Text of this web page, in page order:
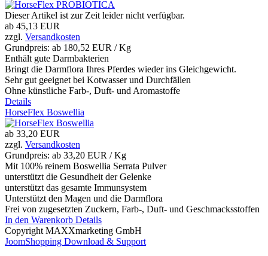
Dieser Artikel ist zur Zeit leider nicht verfügbar.
ab 45,13 EUR
zzgl. Versandkosten
Grundpreis: ab 180,52 EUR / Kg
Enthält gute Darmbakterien
Bringt die Darmflora Ihres Pferdes wieder ins Gleichgewicht.
Sehr gut geeignet bei Kotwasser und Durchfällen
Ohne künstliche Farb-, Duft- und Aromastoffe
Details
HorseFlex Boswellia
ab 33,20 EUR
zzgl. Versandkosten
Grundpreis: ab 33,20 EUR / Kg
Mit 100% reinem Boswellia Serrata Pulver
unterstützt die Gesundheit der Gelenke
unterstützt das gesamte Immunsystem
Unterstützt den Magen und die Darmflora
Frei von zugesetzten Zuckern, Farb-, Duft- und Geschmacksstoffen
In den Warenkorb Details
Copyright MAXXmarketing GmbH
JoomShopping Download & Support